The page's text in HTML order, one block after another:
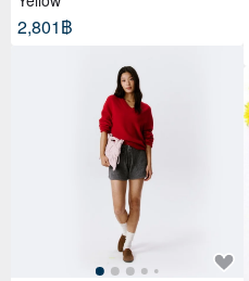
2,801฿